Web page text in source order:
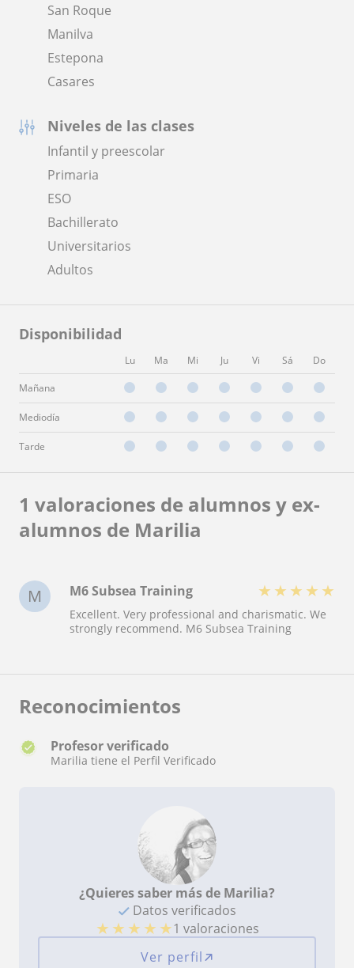
San Roque
Manilva
Estepona
Casares
Niveles de las clases
Infantil y preescolar
Primaria
ESO
Bachillerato
Universitarios
Adultos
Disponibilidad
Lu Ma Mi Ju Vi Sá Do
Mañana
Mediodía
Tarde
1 valoraciones de alumnos y ex-
alumnos de Marilia
M M6 Subsea Training ★ ★ ★ ★ ★
Excellent. Very professional and charismatic. We
strongly recommend. M6 Subsea Training
Reconocimientos
Profesor verificado
Marilia tiene el Perfil Verificado
¿Quieres saber más de Marilia?
Datos verificados
★ ★ ★ ★ ★1 valoraciones
Ver perfil